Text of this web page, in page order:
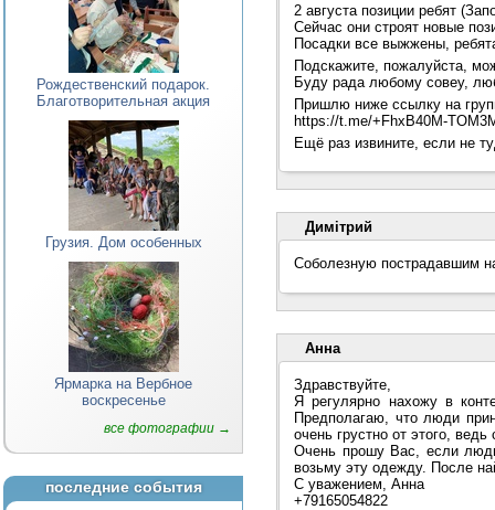
Рождественский подарок.
Благотворительная акция
Грузия. Дом особенных
Ярмарка на Вербное
воскресенье
все фотографии →
последние события
2 августа позиции ребят
Сейчас они строят новые
Посадки все выжжены,
Подскажите, пожалуйста,
Буду рада любому совеу,
Пришлю ниже ссылку на
https://t.me/+FhxB40M-
Ещё раз извините, если не
Димiтрий
Соболезную пострадавшим
Анна
Здравствуйте,
Я регулярно нахожу в
Предполагаю, что люди
очень грустно от этого,
Очень прошу Вас, если
возьму эту одежду. После
С уважением, Анна
+79165054822